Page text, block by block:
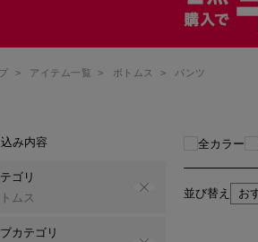
> アイテム一覧 > ボトムス > パンツ
み内容
ゴリ
ムス
カテゴリ
全カラー
並び替え